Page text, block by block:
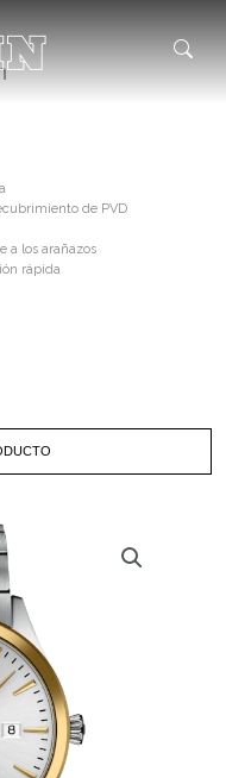
de PVD
a los arañazos
rápida